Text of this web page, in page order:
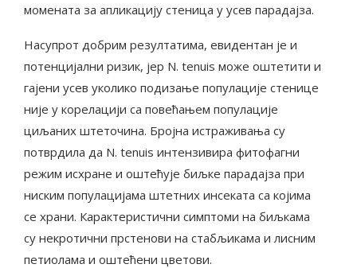
момената за апликацију стеница у усев парадајза.
Насупрот добрим резултатима, евидентан је и
потенцијални ризик, јер N. tenuis може оштетити и
гајени усев уколико подизање популације стенице
није у корелацији са повећањем популације
циљаних штеточина. Бројна истраживања су
потврдила да N. tenuis интензивира фитофагни
режим исхране и оштећује биљке парадајза при
ниским популацијама штетних инсеката са којима
се храни. Карактеристични симптоми на биљкама
су некротични прстенови на стабљикама и лисним
петиолама и оштећени цветови.